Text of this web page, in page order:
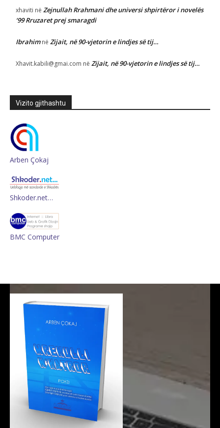
xhaviti në Zejnullah Rrahmani dhe universi shpirtëror i novelës
‘99 Rruzaret prej smaragdi
Ibrahimnë Zijait, në 90-vjetorin e lindjes së tij…
Xhavit.kabili@gmai.com në Zijait, në 90-vjetorin e lindjes së tij…
Vizito gjithashtu
Arben Çokaj
Shkoder.net…
BMC Computer